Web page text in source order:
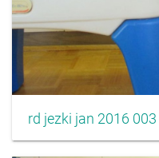
rd jezki jan 2016 003